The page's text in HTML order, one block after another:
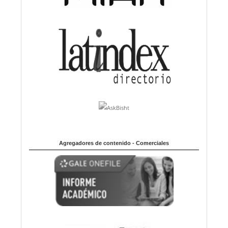
Agregadores de contenido - Comerciales